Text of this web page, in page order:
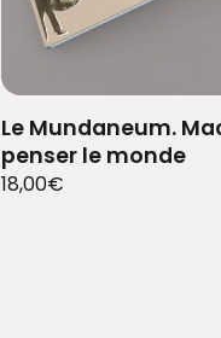
Le Mundaneum.
penser le monde
18,00€